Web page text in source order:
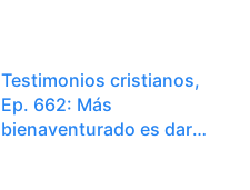
Testimonios cristianos,
Ep. 662: Más
bienaventurado es dar